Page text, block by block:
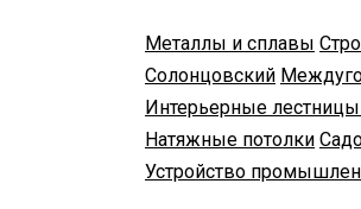
Металлы и сплавы
Солонцовский
Интерьерные
Натяжные потолки
Устройство